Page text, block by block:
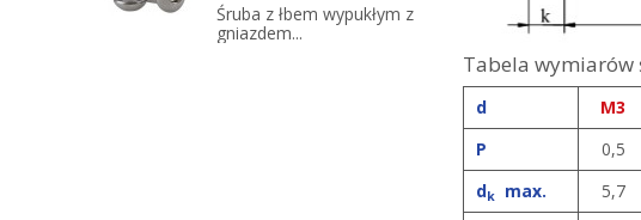
Śruba z łbem wypukłym z
gniazdem...
Tabela wymiarów
d M3
P
0,5
dk max. 5,7